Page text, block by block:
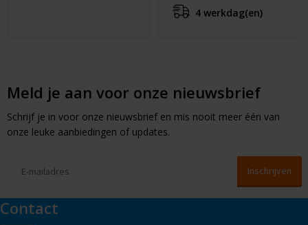
4 werkdag(en)
Meld je aan voor onze nieuwsbrief
Schrijf je in voor onze nieuwsbrief en mis nooit meer één van
onze leuke aanbiedingen of updates.
Contact